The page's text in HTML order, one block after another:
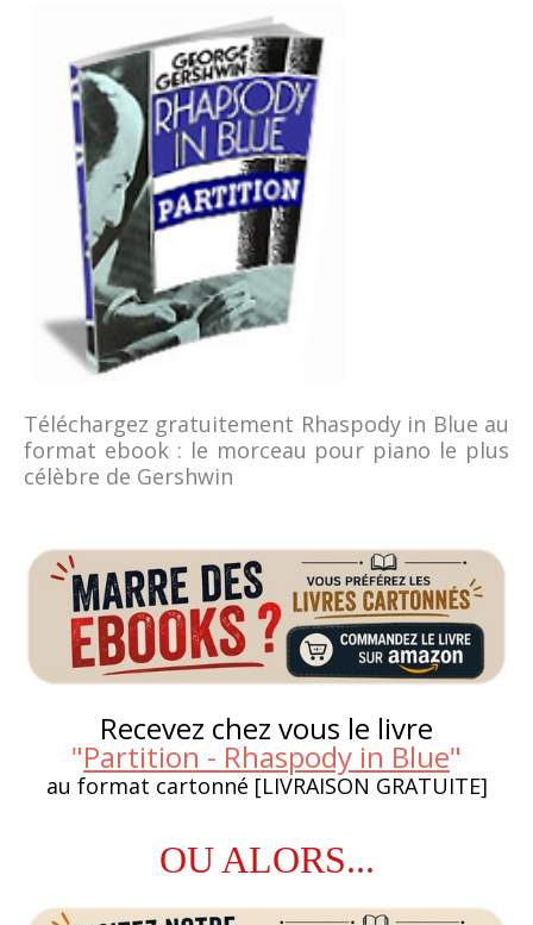
Téléchargez gratuitement Rhaspody in Blue au
format ebook : le morceau pour piano le plus
célèbre de Gershwin
Recevez chez vous le livre
"Partition - Rhaspody in Blue"
au format cartonné [LIVRAISON GRATUITE]
OU ALORS...